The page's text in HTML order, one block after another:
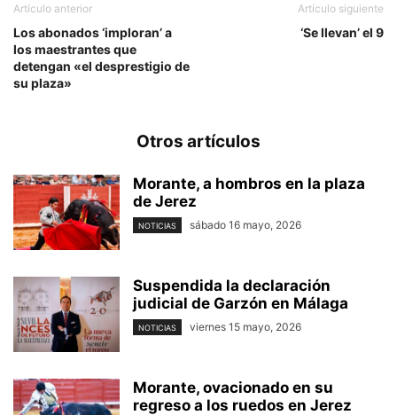
Artículo anterior
Los abonados ‘imploran’ a
los maestrantes que
detengan «el desprestigio de
su plaza»
Artículo siguiente
‘Se llevan’ el 9
Otros artículos
Morante, a hombros en la plaza
de Jerez
NOTICIAS sábado 16 mayo, 2026
Suspendida la declaración
judicial de Garzón en Málaga
NOTICIAS viernes 15 mayo, 2026
Morante, ovacionado en su
regreso a los ruedos en Jerez